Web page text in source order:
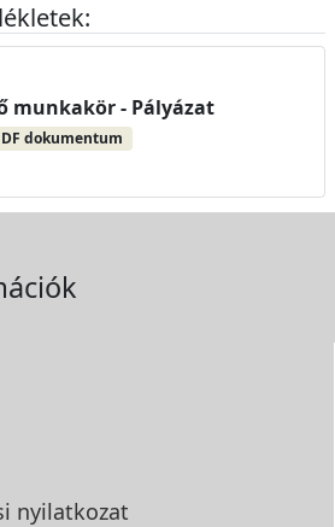
munkakör - Pályázat
dokumentum
nyilatkozat